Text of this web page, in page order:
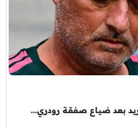
بعد ضياع صفقة رودري…